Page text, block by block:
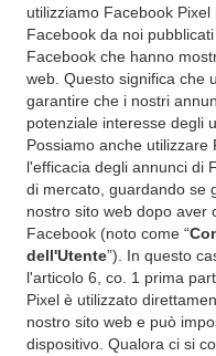
utilizziamo Facebook
Facebook da noi
Facebook che hanno
web. Questo significa che
garantire che i nostri
potenziale interesse degli
Possiamo anche
l'efficacia degli annunci di
di mercato, guardando se
nostro sito web dopo aver
Facebook (noto come “
dell'Utente”). In questo
l'articolo 6, co. 1 prima
Pixel è utilizzato
nostro sito web e può
dispositivo. Qualora ci si